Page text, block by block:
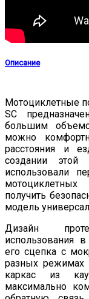
Описание
Мотоциклетные
SC
большим
можно
расстояния и
создании
использовали
получить
модель
Дизайн
использования
его сцепка с
разных
каркас из
максимально